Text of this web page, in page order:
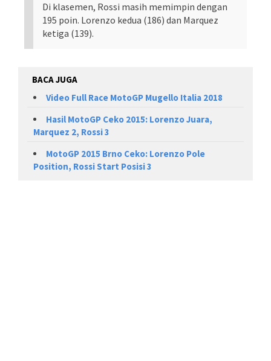
Di klasemen, Rossi masih memimpin dengan
195 poin. Lorenzo kedua (186) dan Marquez
ketiga (139).
BACA JUGA
Video Full Race MotoGP Mugello Italia 2018
Hasil MotoGP Ceko 2015: Lorenzo Juara,
Marquez 2, Rossi 3
MotoGP 2015 Brno Ceko: Lorenzo Pole
Position, Rossi Start Posisi 3